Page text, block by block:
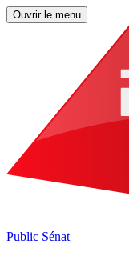
Ouvrir le menu
Public Sénat